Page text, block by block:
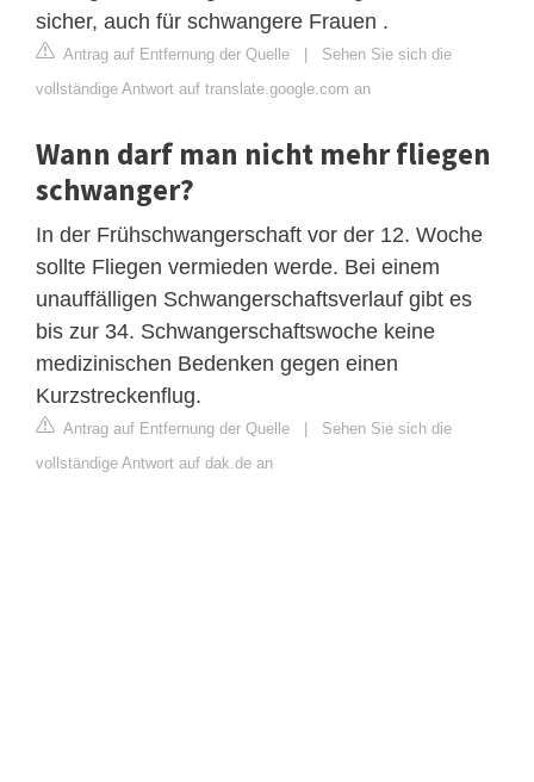
sicher, auch für schwangere Frauen .
Antrag auf Entfernung der Quelle | Sehen Sie sich die
vollständige Antwort auf translate.google.com an
Wann darf man nicht mehr fliegen
schwanger?
In der Frühschwangerschaft vor der 12. Woche
sollte Fliegen vermieden werde. Bei einem
unauffälligen Schwangerschaftsverlauf gibt es
bis zur 34. Schwangerschaftswoche keine
medizinischen Bedenken gegen einen
Kurzstreckenflug.
Antrag auf Entfernung der Quelle | Sehen Sie sich die
vollständige Antwort auf dak.de an